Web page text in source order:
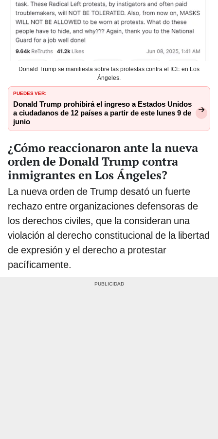
Donald Trump se manifiesta sobre las protestas contra el ICE en Los
Ángeles.
PUEDES VER:
Donald Trump prohibirá el ingreso a Estados Unidos
a ciudadanos de 12 países a partir de este lunes 9 de
junio
¿Cómo reaccionaron ante la nueva
orden de Donald Trump contra
inmigrantes en Los Ángeles?
La nueva orden de Trump desató un fuerte
rechazo entre organizaciones defensoras de
los derechos civiles, que la consideran una
violación al derecho constitucional de la libertad
de expresión y el derecho a protestar
pacíficamente.